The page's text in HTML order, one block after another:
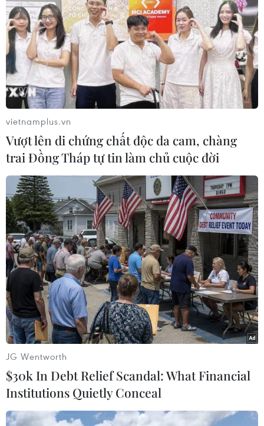
#Cổ động viên Việt Nam
#World Cup Nữ 2023
#Huấn luyện viên Mai Đức Chung
#Đội tuyển Việt Nam
Theo dõi VietnamPlus
TIN LIÊN QUAN
vietnamplus.vn
Vượt lên di chứng chất độc da cam, chàng
trai Đồng Tháp tự tin làm chủ cuộc đời
JG Wentworth
$30k In Debt Relief Scandal: What Financial
Institutions Quietly Conceal